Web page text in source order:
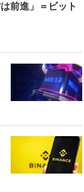
前進」＝ビット